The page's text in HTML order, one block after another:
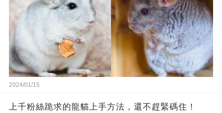
2024/01/15
上千粉絲跪求的龍貓上手方法，還不趕緊碼住！